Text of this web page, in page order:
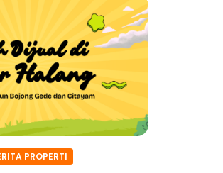
PROPERTI